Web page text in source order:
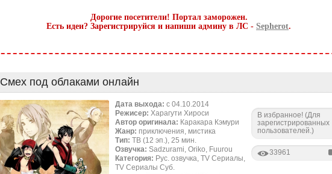
Дорогие посетители! Портал заморожен.
Есть идеи? Зарегистрируйся и напиши админу в ЛС - Sepherot.
Смех под облаками онлайн
Дата выхода: c 04.10.2014
Режисер: Харагути Хироси
Автор оригинала: Каракара Кэмури
Жанр: приключения, мистика
Тип: ТВ (12 эп.), 25 мин.
Озвучка: Sadzurami, Oriko, Fuurou
Категория: Рус. озвучка, TV Сериалы,
TV Сериалы Суб.
В избранное! (Для
зарегистрированных
пользователей.)
33961